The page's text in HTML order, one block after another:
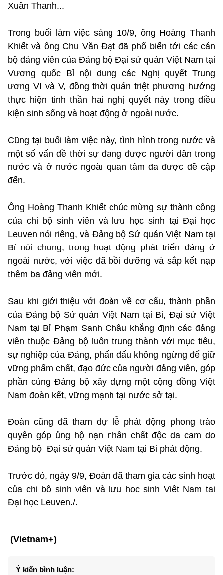
Xuân Thanh...
Trong buổi làm việc sáng 10/9, ông Hoàng Thanh
Khiết và ông Chu Văn Đạt đã phổ biến tới các cán
bộ đảng viên của Đảng bộ Đại sứ quán Việt Nam tại
Vương quốc Bỉ nội dung các Nghị quyết Trung
ương VI và V, đồng thời quán triệt phương hướng
thực hiện tinh thần hai nghị quyết này trong điều
kiện sinh sống và hoạt động ở ngoài nước.
Cũng tại buổi làm việc này, tình hình trong nước và
một số vấn đề thời sự đang được người dân trong
nước và ở nước ngoài quan tâm đã được đề cập
đến.
Ông Hoàng Thanh Khiết chúc mừng sự thành công
của chi bộ sinh viên và lưu học sinh tại Đại học
Leuven nói riêng, và Đảng bộ Sứ quán Việt Nam tại
Bỉ nói chung, trong hoạt động phát triển đảng ở
ngoài nước, với việc đã bồi dưỡng và sắp kết nạp
thêm ba đảng viên mới.
Sau khi giới thiệu với đoàn về cơ cấu, thành phần
của Đảng bộ Sứ quán Việt Nam tại Bỉ, Đại sứ Việt
Nam tại Bỉ Phạm Sanh Châu khẳng định các đảng
viên thuộc Đảng bộ luôn trung thành với mục tiêu,
sự nghiệp của Đảng, phấn đấu không ngừng để giữ
vững phẩm chất, đạo đức của người đảng viên, góp
phần cùng Đảng bộ xây dựng một cộng đồng Việt
Nam đoàn kết, vững mạnh tại nước sở tại.
Đoàn cũng đã tham dự lễ phát động phong trào
quyên góp ủng hộ nạn nhân chất độc da cam do
Đảng bộ Đại sứ quán Việt Nam tại Bỉ phát động.
Trước đó, ngày 9/9, Đoàn đã tham gia các sinh hoạt
của chi bộ sinh viên và lưu học sinh Việt Nam tại
Đại học Leuven./.
(Vietnam+)
Ý kiến bình luận: